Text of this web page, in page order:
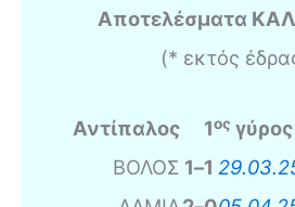
Αποτελέσματα
(* εκτός
Αντίπαλος 1ος γύρος
ΒΟΛΟΣ 1–1